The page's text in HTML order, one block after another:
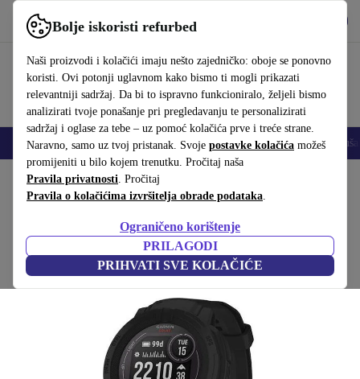
Bolje iskoristi refurbed
Naši proizvodi i kolačići imaju nešto zajedničko: oboje se ponovno
koristi. Ovi potonji uglavnom kako bismo ti mogli prikazati
relevantniji sadržaj. Da bi to ispravno funkcioniralo, željeli bismo
analizirati tvoje ponašanje pri pregledavanju te personalizirati
sadržaj i oglase za tebe – uz pomoć kolačića prve i treće strane.
Naravno, samo uz tvoj pristanak. Svoje postavke kolačića možeš
promijeniti u bilo kojem trenutku. Pročitaj naša
Pravila privatnosti. Pročitaj
Pravila o kolačićima izvršitelja obrade podataka.
Ograničeno korištenje
PRILAGODI
PRIHVATI SVE KOLAČIĆE
Koristi refurbed brzo i jednostavno
Mobiteli Prijenosna računala Tableti Pametni satovi Dodaci
Početna stranica Proizvodi Pametni satovi
Garmin Instinct 2 Solar Tactical (2022)
crna
(Prikupljanje recenzija)